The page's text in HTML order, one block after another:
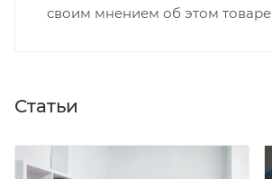
своим мнением об этом товаре
Статьи